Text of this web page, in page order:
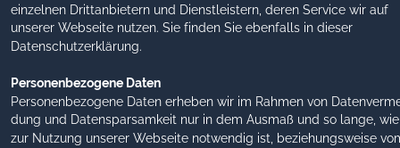
einzelnen Drittanbietern und Dienstleistern, deren Service wir auf
unserer Webseite nutzen. Sie finden Sie ebenfalls in dieser
Datenschutzerklärung.
Personenbezogene Daten
Personenbezogene Daten erheben wir im Rahmen von
dung und Datensparsamkeit nur in dem Ausmaß und so lange,
zur Nutzung unserer Webseite notwendig ist, beziehungsweise